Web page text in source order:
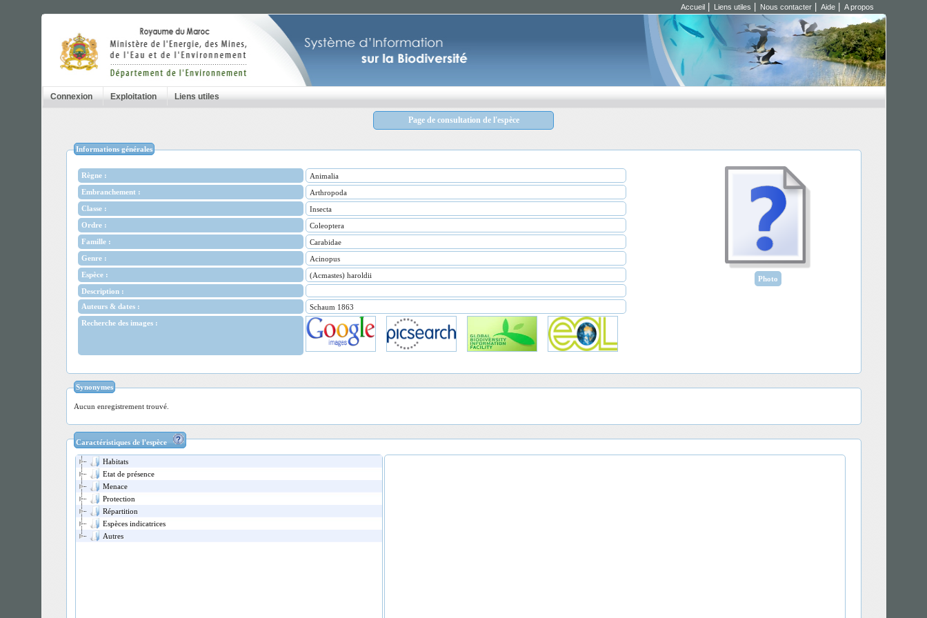
Accueil Liens utiles Nous contacter Aide A propos
Connexion Exploitation Liens utiles
Page de consultation de l'espèce
Informations générales
Règne :
Animalia
Embranchement :
Arthropoda
Classe :
Insecta
Ordre :
Coleoptera
Famille :
Carabidae
Genre :
Acinopus
Espèce :
(Acmastes) haroldii
Description :
Auteurs & dates :
Schaum 1863
Recherche des images :
Photo
Synonymes
Aucun enregistrement trouvé.
Caractéristiques de l'espèce
Habitats
Etat de présence
Menace
Protection
Répartition
Espèces indicatrices
Autres